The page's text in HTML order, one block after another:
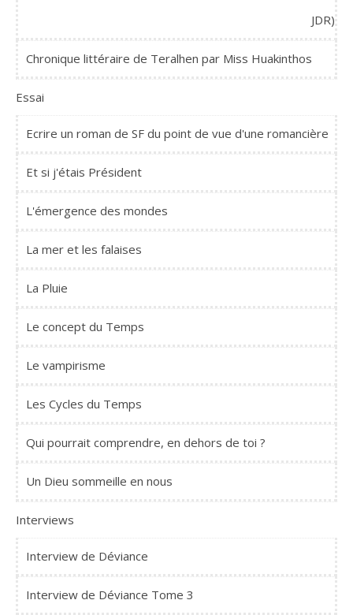
JDR)
Chronique littéraire de Teralhen par Miss Huakinthos
Essai
Ecrire un roman de SF du point de vue d'une romancière
Et si j'étais Président
L'émergence des mondes
La mer et les falaises
La Pluie
Le concept du Temps
Le vampirisme
Les Cycles du Temps
Qui pourrait comprendre, en dehors de toi ?
Un Dieu sommeille en nous
Interviews
Interview de Déviance
Interview de Déviance Tome 3